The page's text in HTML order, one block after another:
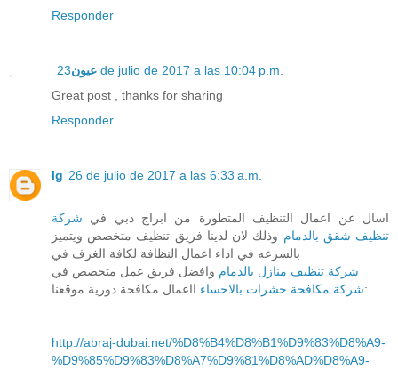
Responder
عيون 23 de julio de 2017 a las 10:04 p.m.
Great post , thanks for sharing
Responder
lg 26 de julio de 2017 a las 6:33 a.m.
اسال عن اعمال التنظيف المتطورة من ابراج دبي في شركة
تنظيف شقق بالدمام وذلك لان لدينا فريق تنظيف متخصص ويتميز
بالسرعه في اداء اعمال النظافة لكافة الغرف في
شركة تنظيف منازل بالدمام وافضل فريق عمل متخصص في
شركة مكافحة حشرات بالاحساءااعمال مكافحة دورية موقعنا:
http://abraj-dubai.net/%D8%B4%D8%B1%D9%83%D8%A9-
%D9%85%D9%83%D8%A7%D9%81%D8%AD%D8%A9-